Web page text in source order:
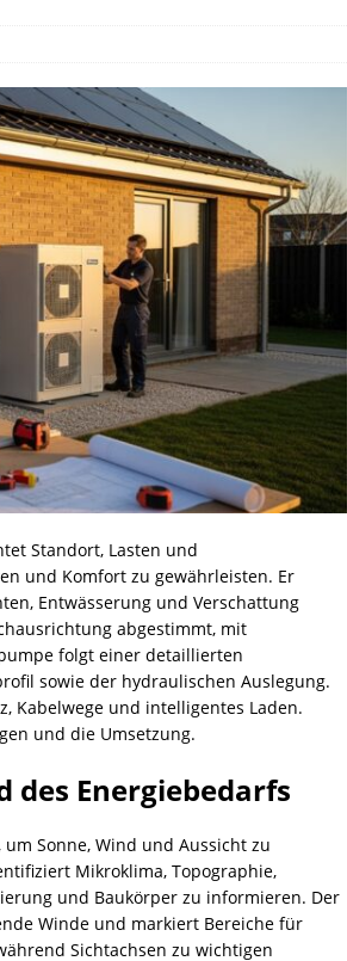
Standort, Lasten und
und Komfort zu gewährleisten. Er
Entwässerung und Verschattung
abgestimmt, mit
folgt einer detaillierten
sowie der hydraulischen Auslegung.
Kabelwege und intelligentes Laden.
und die Umsetzung.
des Energiebedarfs
Sonne, Wind und Aussicht zu
Mikroklima, Topographie,
und Baukörper zu informieren. Der
Winde und markiert Bereiche für
Sichtachsen zu wichtigen